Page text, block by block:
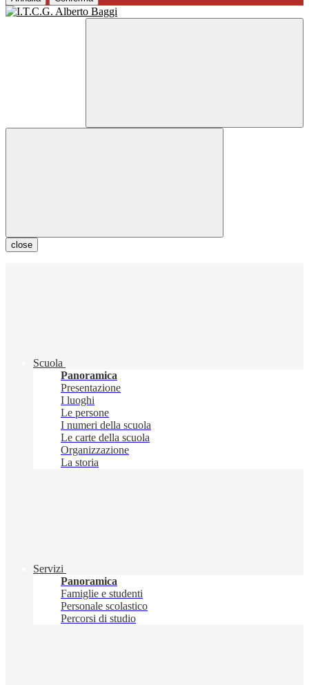
close
Scuola
Panoramica
Presentazione
I luoghi
Le persone
I numeri della scuola
Le carte della scuola
Organizzazione
La storia
Servizi
Panoramica
Famiglie e studenti
Personale scolastico
Percorsi di studio